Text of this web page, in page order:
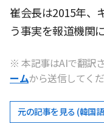
崔会長は2015年、
う事実を報道機関
※ 本記事はAIで翻訳
ームから送信してくだ
元の記事を見る (韓国